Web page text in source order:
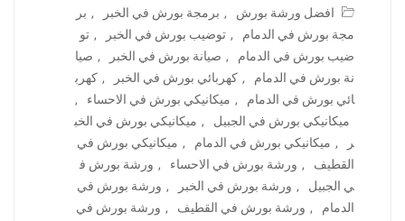
افضل ورشة بورش
, برمجة بورش في الخبر , بر
مجة بورش في الدمام
, توضيب بورش في الخبر , تو
ضيب بورش في الدمام
, صيانة بورش في الخبر , صيا
نة بورش في الدمام
, كهربائي بورش في الخبر , كهرب
ائي بورش في الدمام
, ميكانيكي بورش في الاحساء
,
ميكانيكي بورش في الجبيل
, ميكانيكي بورش في الخب
ر
, ميكانيكي بورش في الدمام , ميكانيكي بورش في
القطيف
, ورشة بورش في الاحساء , ورشة بورش ف
ي الجبيل
, ورشة بورش في الخبر , ورشة بورش في
الدمام
, ورشة بورش في القطيف , ورشة بورش في